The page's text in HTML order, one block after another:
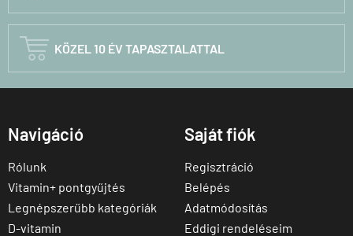
 KÖZEL 10 ÉV TAPASZTALATTAL
Navigáció
Rólunk
Vitamin+ pontgyűjtés
Legnépszerűbb kategóriák
D-vitamin
Saját fiók
Regisztráció
Belépés
Adatmódosítás
Eddigi rendeléseim